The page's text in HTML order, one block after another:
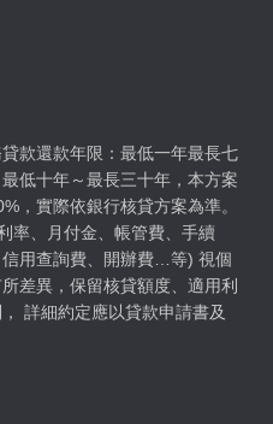
款還款年限：最低一年最長七
低十年～最長三十年，本方案
，實際依銀行核貸方案為準。
率、月付金、帳管費、手續
用查詢費、開辦費…等) 視個
差異，保留核貸額度、適用利
詳細約定應以貸款申請書及